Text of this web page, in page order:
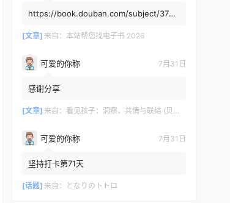
https://book.douban.com/subject/3725
[文章] 来自： 本站帮您找电子书 2026
可爱的你称 7月31日
感谢分享
[文章] 来自： 看见孩子：洞察、共情与联结 (贝姬·肯尼迪) (mobi,azw3,epub)
可爱的你称 7月31日
坚持打卡第71天
[话题] 来自： となりのトトロ